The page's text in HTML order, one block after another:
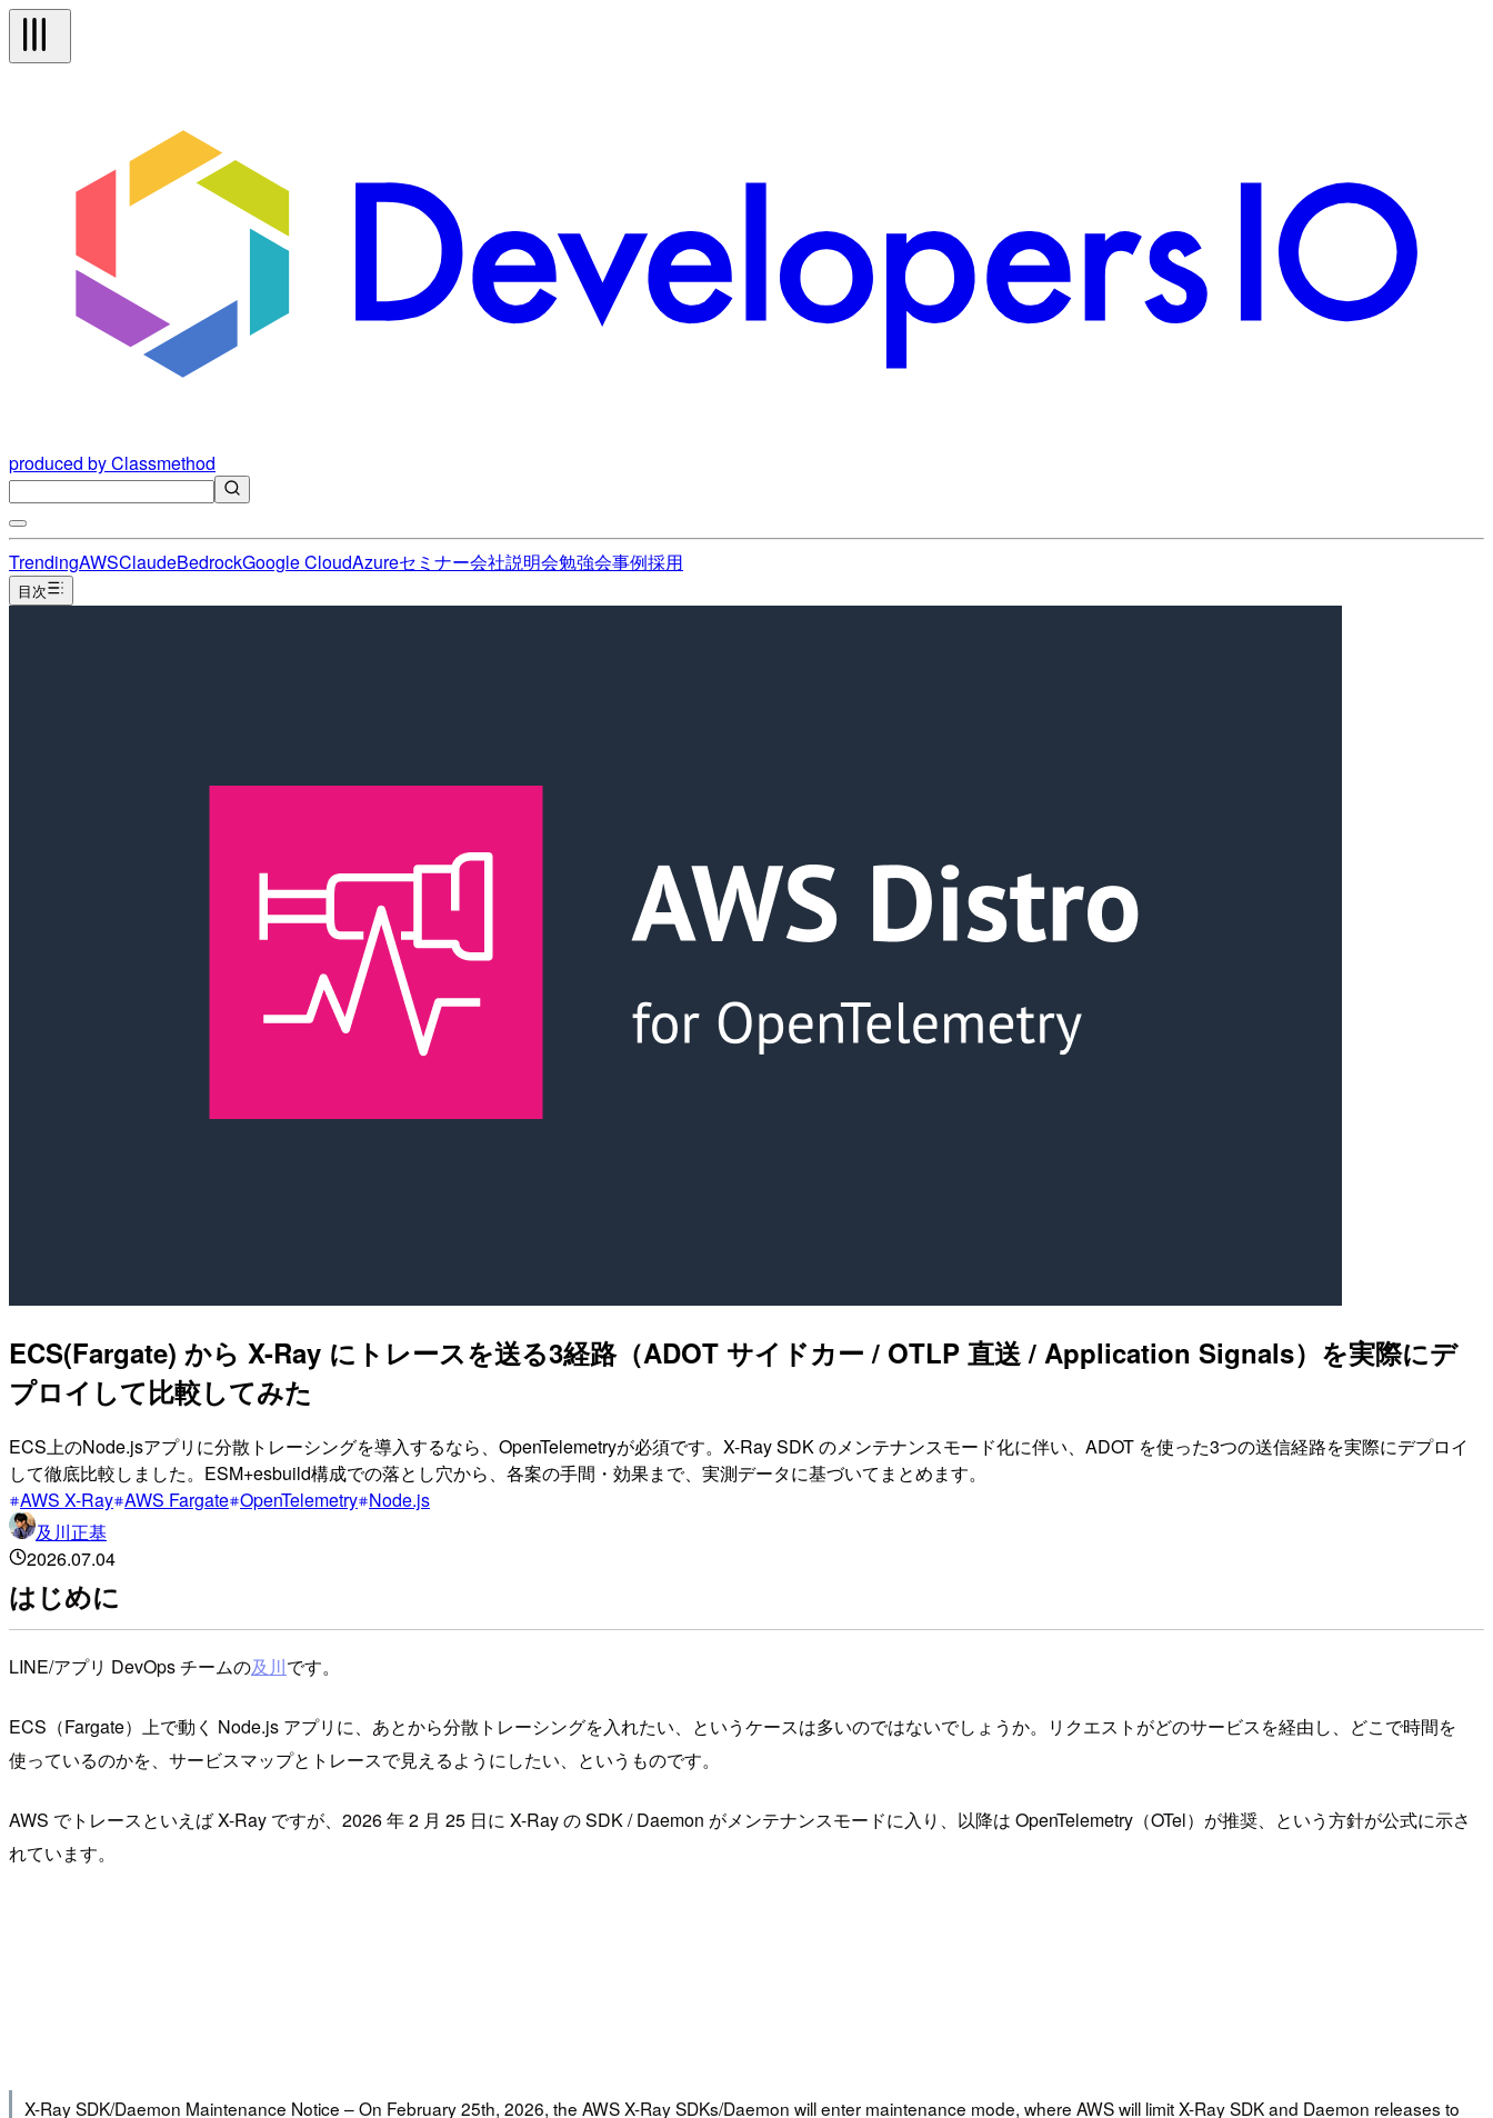
produced by Classmethod
TrendingAWSClaudeBedrockGoogle CloudAzureセミナー会社説明会勉強会事例採用
目次
ECS(Fargate) から X-Ray にトレースを送る3経路（ADOT サイドカー / OTLP 直送 / Application Signals）を実際にデ
プロイして比較してみた
ECS上のNode.jsアプリに分散トレーシングを導入するなら、OpenTelemetryが必須です。X-Ray SDK のメンテナンスモード化に伴い、ADOT を使った3つの送信経路を実際にデプロイ
して徹底比較しました。ESM+esbuild構成での落とし穴から、各案の手間・効果まで、実測データに基づいてまとめます。
AWS X-Ray AWS Fargate OpenTelemetry Node.js
及川正基
2026.07.04
はじめに
LINE/アプリ DevOps チームの及川です。
ECS（Fargate）上で動く Node.js アプリに、あとから分散トレーシングを入れたい、というケースは多いのではないでしょうか。リクエストがどのサービスを経由し、どこで時間を
使っているのかを、サービスマップとトレースで見えるようにしたい、というものです。
AWS でトレースといえば X-Ray ですが、2026 年 2 月 25 日に X-Ray の SDK / Daemon がメンテナンスモードに入り、以降は OpenTelemetry（OTel）が推奨、という方針が公式に示さ
れています。
X-Ray SDK/Daemon Maintenance Notice – On February 25th, 2026, the AWS X-Ray SDKs/Daemon will enter maintenance mode, where AWS will limit X-Ray SDK and Daemon releases to